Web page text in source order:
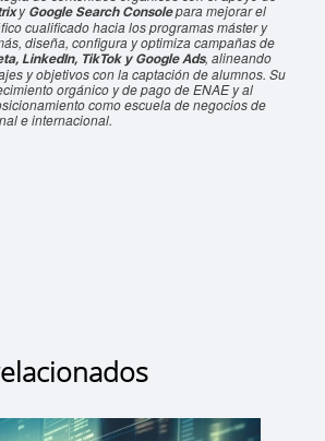
y Google Search Consolepara mejorar el
cualificado hacia los programas máster y
diseña, configura y optimiza campañas de
LinkedIn, TikTok y Google Ads, alineando
y objetivos con la captación de alumnos. Su
orgánico y de pago de ENAE y al
como escuela de negocios de
e internacional.